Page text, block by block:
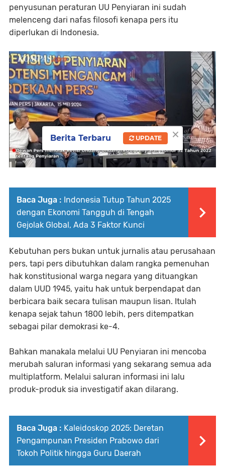
penyusunan peraturan UU Penyiaran ini sudah
melenceng dari nafas filosofi kenapa pers itu
diperlukan di Indonesia.
Baca Juga : Indonesia Tutup Tahun 2025
dengan Ekonomi Tangguh di Tengah
Gejolak Global, Ada 3 Faktor Kunci
Kebutuhan pers bukan untuk jurnalis atau perusahaan
pers, tapi pers dibutuhkan dalam rangka pemenuhan
hak konstitusional warga negara yang dituangkan
dalam UUD 1945, yaitu hak untuk berpendapat dan
berbicara baik secara tulisan maupun lisan. Itulah
kenapa sejak tahun 1800 lebih, pers ditempatkan
sebagai pilar demokrasi ke-4.
Bahkan manakala melalui UU Penyiaran ini mencoba
merubah saluran informasi yang sekarang semua ada
multiplatform. Melalui saluran informasi ini lalu
produk-produk sia investigatif akan dilarang.
Baca Juga : Kaleidoskop 2025: Deretan
Pengampunan Presiden Prabowo dari
Tokoh Politik hingga Guru Daerah
×
Berita Terbaru UPDATE